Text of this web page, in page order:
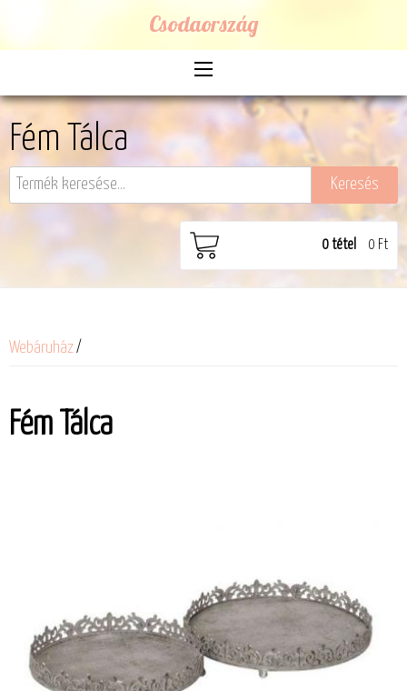
Csodaország
Fém Tálca
0tétel 0 Ft
Webáruház/
Fém Tálca